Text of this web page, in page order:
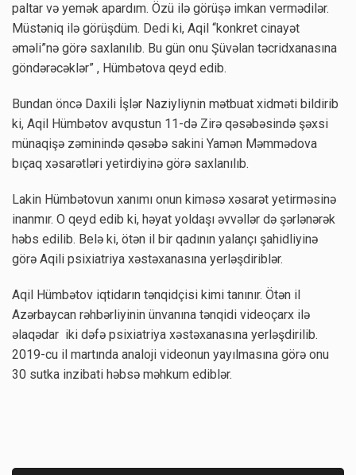
paltar və yemək apardım. Özü ilə görüşə imkan vermədilər.
Müstəniq ilə görüşdüm. Dedi ki, Aqil “konkret cinayət
əməli”nə görə saxlanılıb. Bu gün onu Şüvəlan təcridxanasına
göndərəcəklər” , Hümbətova qeyd edib.
Bundan öncə Daxili İşlər Naziyliynin mətbuat xidməti bildirib
ki, Aqil Hümbətov avqustun 11-də Zirə qəsəbəsində şəxsi
münaqişə zəminində qəsəbə sakini Yamən Məmmədova
bıçaq xəsarətləri yetirdiyinə görə saxlanılıb.
Lakin Hümbətovun xanımı onun kiməsə xəsarət yetirməsinə
inanmır. O qeyd edib ki, həyat yoldaşı əvvəllər də şərlənərək
həbs edilib. Belə ki, ötən il bir qadının yalançı şahidliyinə
görə Aqili psixiatriya xəstəxanasına yerləşdiriblər.
Aqil Hümbətov iqtidarın tənqidçisi kimi tanınır. Ötən il
Azərbaycan rəhbərliyinin ünvanına tənqidi videoçarx ilə
əlaqədar iki dəfə psixiatriya xəstəxanasına yerləşdirilib.
2019-cu il martında analoji videonun yayılmasına görə onu
30 sutka inzibati həbsə məhkum ediblər.